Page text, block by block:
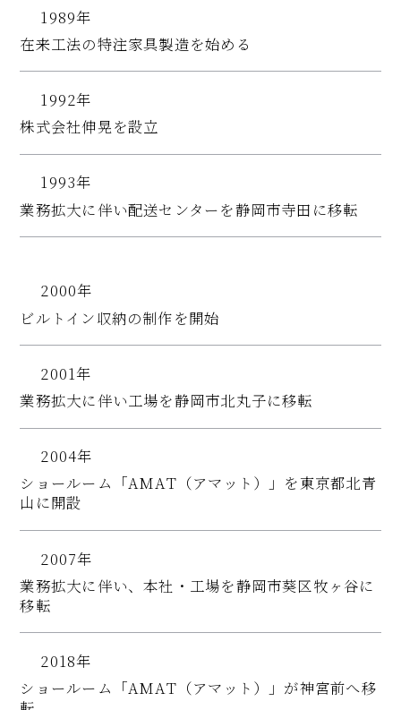
1989年
在来工法の特注家具製造を始める
1992年
株式会社伸晃を設立
1993年
業務拡大に伴い配送センターを静岡市寺田に移転
2000年
ビルトイン収納の制作を開始
2001年
業務拡大に伴い工場を静岡市北丸子に移転
2004年
ショールーム「AMAT（アマット）」を東京都北青
山に開設
2007年
業務拡大に伴い、本社・工場を静岡市葵区牧ヶ谷に
移転
2018年
ショールーム「AMAT（アマット）」が神宮前へ移